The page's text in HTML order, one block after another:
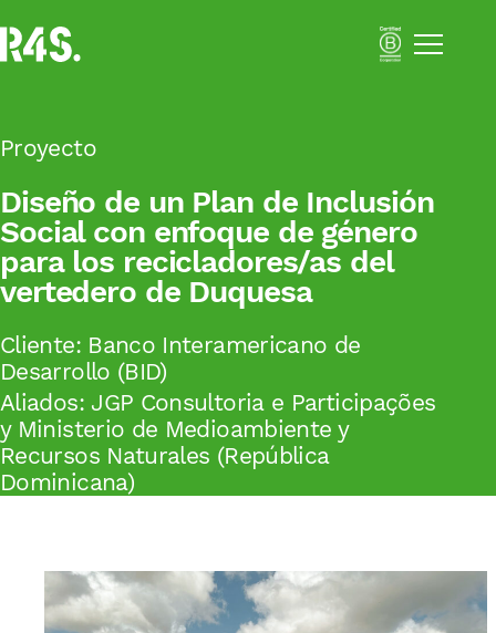
Menú
Portfolio
Sustainability Activation
Resilient Supply Chains
Inclusive Business
Impacto
Blog
Català
Español
Proyecto
Diseño de un Plan de Inclusión
Social con enfoque de género
para los recicladores/as del
vertedero de Duquesa
Cliente: Banco Interamericano de
Desarrollo (BID)
Aliados: JGP Consultoria e Participações
y Ministerio de Medioambiente y
Recursos Naturales (República
Dominicana)